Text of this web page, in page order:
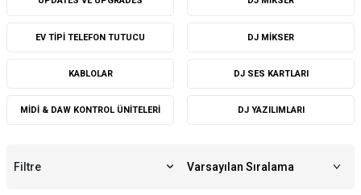
EV TIPI TELEFON TUTUCU DJ MIKSER
KABLOLAR DJ SES KARTLARI
MIDI & DAW KONTROL ÜNITELERI DJ YAZILIMLARI
Filtre